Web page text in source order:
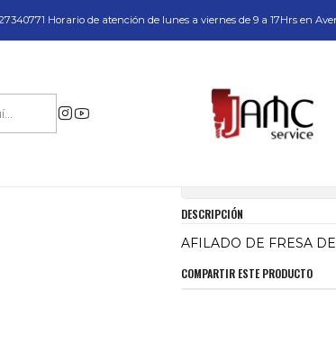
Técnico
Horario de atención de lunes a viernes de 9 a 17Hrs en
AFILADO DE
DESCRIPCIÓN
AFILADO DE FRESA
COMPARTIR ESTE PRODUCTO